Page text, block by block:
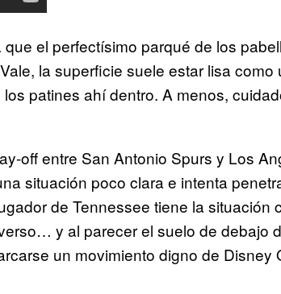
el perfectísimo parqué de los
la superficie suele estar lisa
patines ahí dentro. A menos,
off entre San Antonio Spurs y Los
situación poco clara e intenta
de Tennessee tiene la situación
y al parecer el suelo de debajo
un movimiento digno de Disney